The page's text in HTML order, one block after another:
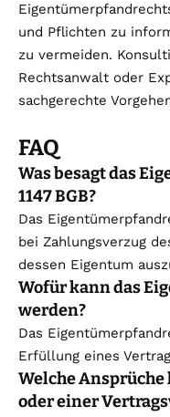
und Pflichten zu
zu vermeiden.
Rechtsanwalt oder
sachgerechte
FAQ
Was besagt das
1147 BGB?
Das
bei Zahlungsverzug
dessen Eigentum
Wofür kann das
werden?
Das
Erfüllung eines
Welche
oder einer